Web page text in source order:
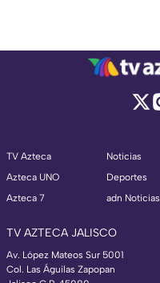
TV Azteca
Azteca UNO
Azteca 7
Noticias
Deportes
adn Noticias
TV AZTECA JALISCO
Av. López Mateos Sur 5001
Col. Las Águilas Zapopan